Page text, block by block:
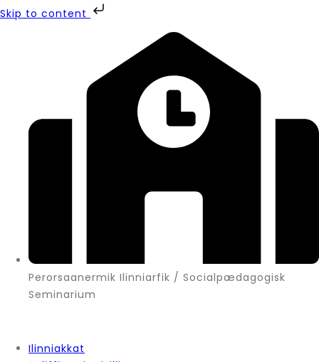
Skip to content
Perorsaanermik Ilinniarfik / Socialpædagogisk
Seminarium
Ilinniakkat